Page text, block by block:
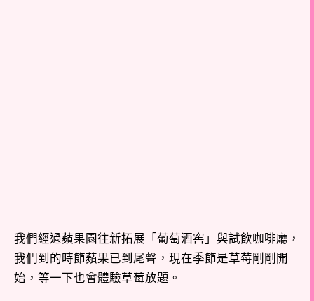
我們經過蘋果園往新拓展「葡萄酒窖」與試飲咖啡廳，
我們到的時節蘋果已到尾聲，現在季節是草莓剛剛開
始，等一下也會體驗草莓放題。